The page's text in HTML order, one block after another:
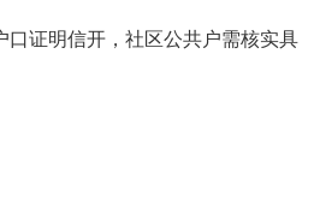
口证明信开，社区公共户需核实具